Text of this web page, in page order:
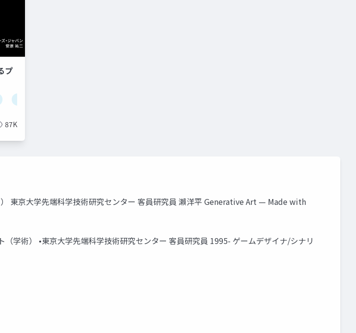
プ
87K
東京大学先端科学技術研究センター 客員研究員 瀨洋平 Generative Art — Made with
学術） •東京大学先端科学技術研究センター 客員研究員 1995- ゲームデザイナ/シナリ